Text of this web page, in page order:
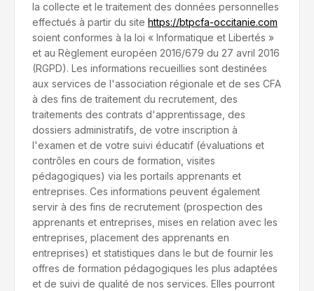
Code postal
la collecte et le traitement des données personnelles
effectués à partir du site https://btpcfa-occitanie.com
soient conformes à la loi « Informatique et Libertés »
et au Règlement européen 2016/679 du 27 avril 2016
(RGPD). Les informations recueillies sont destinées
aux services de l'association régionale et de ses CFA
à des fins de traitement du recrutement, des
traitements des contrats d'apprentissage, des
dossiers administratifs, de votre inscription à
l'examen et de votre suivi éducatif (évaluations et
contrôles en cours de formation, visites
pédagogiques) via les portails apprenants et
entreprises. Ces informations peuvent également
servir à des fins de recrutement (prospection des
apprenants et entreprises, mises en relation avec les
entreprises, placement des apprenants en
entreprises) et statistiques dans le but de fournir les
offres de formation pédagogiques les plus adaptées
et de suivi de qualité de nos services. Elles pourront